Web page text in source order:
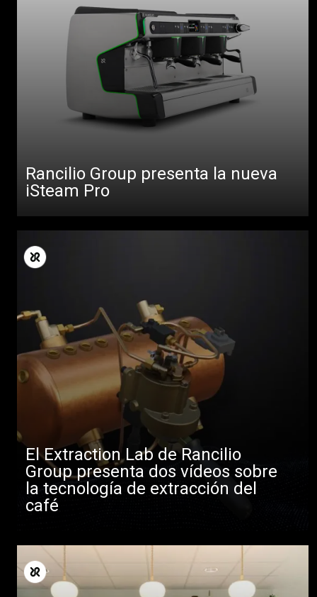
Rancilio Group presenta la nueva
iSteam Pro
El Extraction Lab de Rancilio
Group presenta dos vídeos sobre
la tecnología de extracción del
café